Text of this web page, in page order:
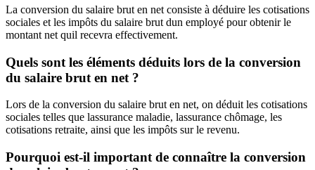
La conversion du salaire brut en net consiste à déduire les cotisations
sociales et les impôts du salaire brut dun employé pour obtenir le
montant net quil recevra effectivement.
Quels sont les éléments déduits lors de la conversion
du salaire brut en net ?
Lors de la conversion du salaire brut en net, on déduit les cotisations
sociales telles que lassurance maladie, lassurance chômage, les
cotisations retraite, ainsi que les impôts sur le revenu.
Pourquoi est-il important de connaître la conversion